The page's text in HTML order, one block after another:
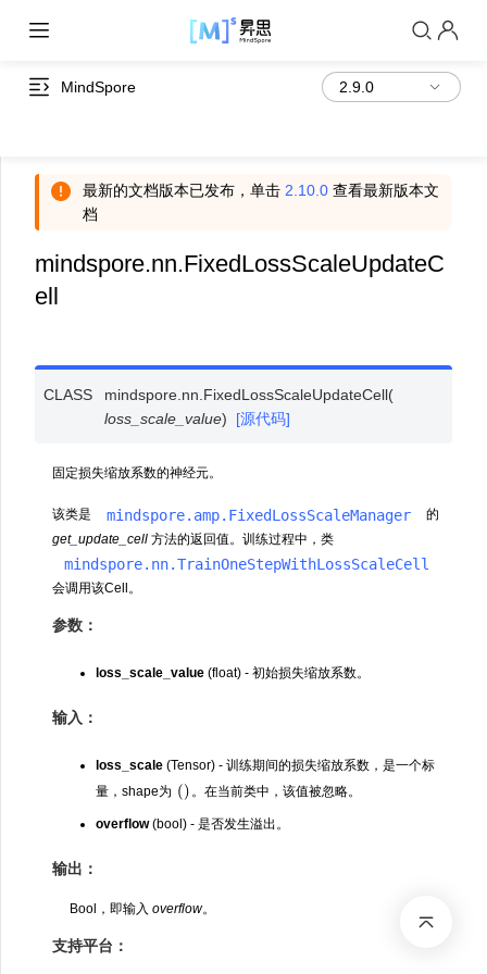
MindSpore
最新的文档版本已发布，单击 2.10.0 查看最新版本文
档
mindspore.nn.FixedLossScaleUpdateC
ell
CLASS mindspore.nn. FixedLossScaleUpdateCell(
loss_scale_value) [源代码]
固定损失缩放系数的神经元。
该类是 mindspore.amp.FixedLossScaleManager
的
get_update_cell 方法的返回值。训练过程中，类
mindspore.nn.TrainOneStepWithLossScaleCell
会调用该Cell。
参数：
loss_scale_value (float) - 初始损失缩放系数。
输入：
loss_scale (Tensor) - 训练期间的损失缩放系数，是一个标
量，shape为 () 。在当前类中，该值被忽略。
overflow(bool) - 是否发生溢出。
输出：
Bool，即输入 overflow。
支持平台：